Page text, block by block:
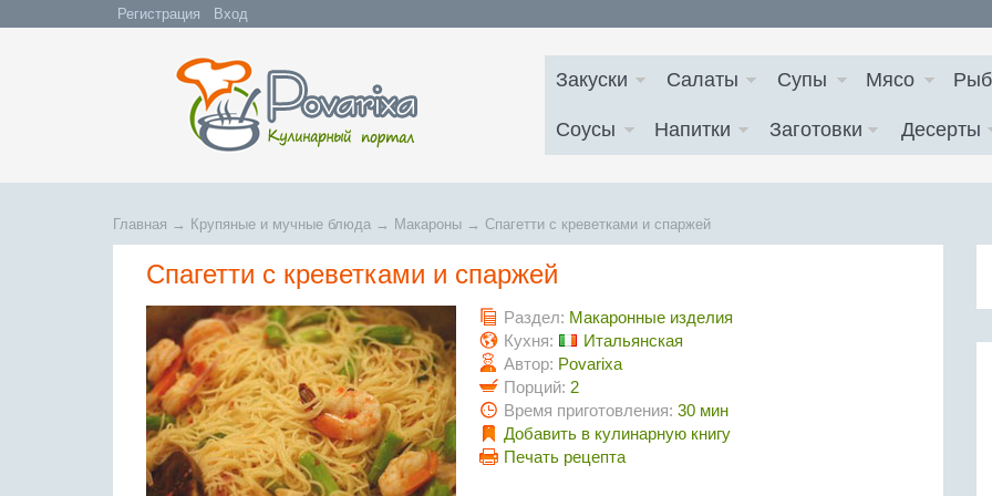
Регистрация Вход
Закуски Салаты Супы Мясо
Соусы Напитки Заготовки Десерты
Главная → Крупяные и мучные блюда → Макароны → Спагетти с креветками и спаржей
Спагетти с креветками и спаржей
Раздел: Макаронные изделия
Кухня:
Итальянская
Автор: Povarixa
Порций: 2
Время приготовления: 30 мин
Добавить в кулинарную книгу
Печать рецепта